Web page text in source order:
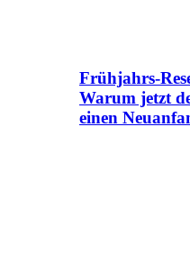
Frühjahrs-
Warum jetzt
einen